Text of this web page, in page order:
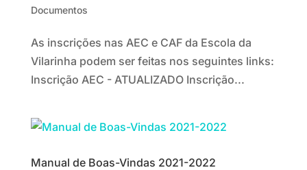
Documentos
As inscrições nas AEC e CAF da Escola da
Vilarinha podem ser feitas nos seguintes links:
Inscrição AEC - ATUALIZADO Inscrição...
Manual de Boas-Vindas 2021-2022